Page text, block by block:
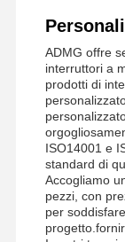
ADMG offre
interruttori a
prodotti di
ISO14001 e
standard di
Accogliamo
pezzi, con
per